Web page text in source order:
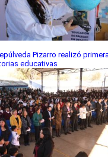
Pizarro realizó
educativas